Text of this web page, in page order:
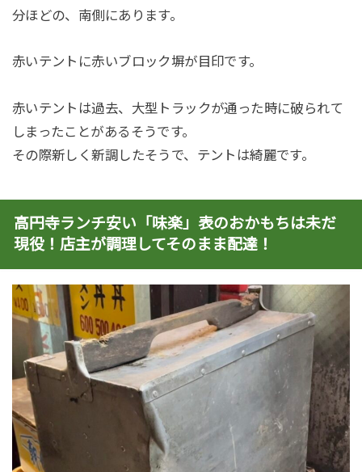
分ほどの、南側にあります。
赤いテントに赤いブロック塀が目印です。
赤いテントは過去、大型トラックが通った時に破られて
しまったことがあるそうです。
その際新しく新調したそうで、テントは綺麗です。
高円寺ランチ安い「味楽」表のおかもちは未だ
現役！店主が調理してそのまま配達！